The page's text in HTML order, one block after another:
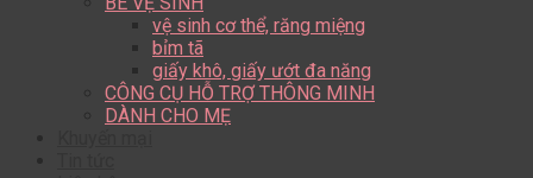
vệ sinh cơ thể, răng miệng
bỉm tã
giấy khô, giấy ướt đa năng
CÔNG CỤ HỖ TRỢ THÔNG MINH
DÀNH CHO MẸ